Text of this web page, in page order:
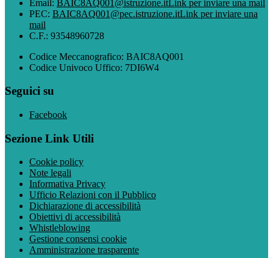
Email: BAIC8AQ001@istruzione.itLink per inviare una mail
PEC: BAIC8AQ001@pec.istruzione.itLink per inviare una
mail
C.F.: 93548960728
Codice Meccanografico: BAIC8AQ001
Codice Univoco Uffico: 7DI6W4
Seguici su
Facebook
Sezione Link Utili
Cookie policy
Note legali
Informativa Privacy
Ufficio Relazioni con il Pubblico
Dichiarazione di accessibilità
Obiettivi di accessibilità
Whistleblowing
Gestione consensi cookie
Amministrazione trasparente